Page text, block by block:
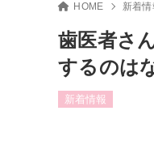
HOME 新着情
歯医者さ
するのは
新着情報